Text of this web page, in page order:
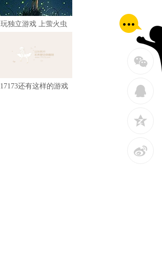
玩独立游戏 上萤火虫
17173还有这样的游戏
w
q
z
t